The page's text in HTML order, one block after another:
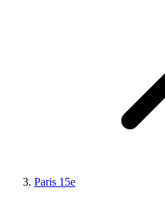
Paris 15e